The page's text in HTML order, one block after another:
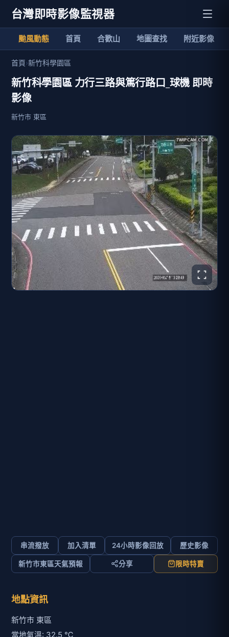
台灣即時影像監視器
颱風動態 首頁 合歡山 地圖查找 附近影像
首頁›新竹科學園區
新竹科學園區 力行三路與篤行路口_球機 即時
影像
新竹市 東區
串流撥放 加入清單 24小時影像回放 歷史影像
新竹市東區天氣預報 分享 限時特賣
地點資訊
新竹市 東區
當地氣溫: 32.5 ℃